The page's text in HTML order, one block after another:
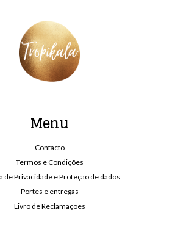
Menu
Contacto
Termos e Condições
de Privacidade e Proteção de dados
Portes e entregas
Livro de Reclamações